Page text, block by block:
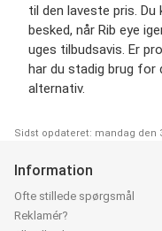
til den laveste pris.
besked, når Rib eye
uges tilbudsavis. Er
har du stadig brug for
alternativ.
Sidst opdateret: mandag den
Information
Ofte stillede spørgsmål
Reklamér?